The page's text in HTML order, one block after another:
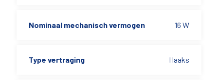
Nominaal mechanisch vermogen 16 W
Type vertraging Haaks